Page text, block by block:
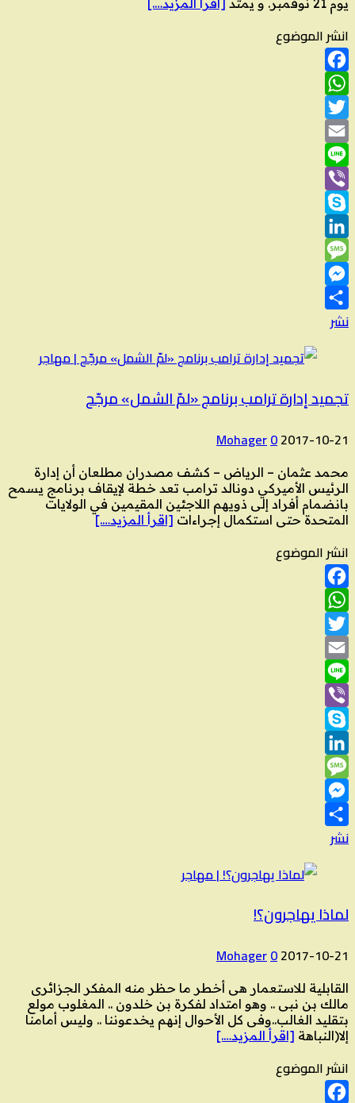
يوم 21 نوفمبر. و يمتد [اقرأ المزيد….]
انشر الموضوع
Facebook
WhatsApp
Twitter
Email
Line
Viber
Skype
LinkedIn
Message
Messenger
نشر
تجميد إدارة ترامب برنامج «لمّ الشمل» مرجّح
2017-10-21
Mohager0
محمد عثمان – الرياض – كشف مصدران مطلعان أن إدارة
الرئيس الأميركي دونالد ترامب تعد خطة لإيقاف برنامج يسمح
بانضمام أفراد إلى ذويهم اللاجئين المقيمين في الولايات
المتحدة حتى استكمال إجراءات [اقرأ المزيد….]
انشر الموضوع
Facebook
WhatsApp
Twitter
Email
Line
Viber
Skype
LinkedIn
Message
Messenger
نشر
لماذا يهاجرون؟!
2017-10-21
Mohager0
القابلية للاستعمار هى أخطر ما حظر منه المفكر الجزائرى
مالك بن نبى .. وهو امتداد لفكرة بن خلدون .. المغلوب مولع
بتقليد الغالب..وفى كل الأحوال إنهم يخدعوننا .. وليس أمامنا
إلا(النباهة [اقرأ المزيد….]
انشر الموضوع